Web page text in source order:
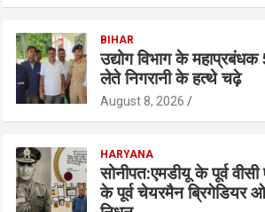
BIHAR
उद्योग विभाग के
लेते निगरानी के हत्थे चढ़े
August 8, 2026
HARYANA
सोनीपत:एमडीयू के पूर्व वीसी
के पूर्व चेयरमैन ब्रिगेडियर